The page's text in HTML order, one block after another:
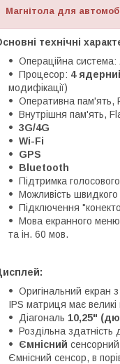
Магнітола для
технічні
Операційна система:
Процесор: 4
модифікації)
Оперативна пам'ять,
Внутрішня пам'ять,
3G/4G
Wi-Fi
GPS
Bluetooth
Підтримка
Можливість
Підключення
Мова екранного меню:
та ін. 60 мов.
Оригінальний екран з
IPS матриця має великі
Діагональ 10,25"
Роздільна здатність
Ємнісний сенсорний
Ємнісний сенсор, в